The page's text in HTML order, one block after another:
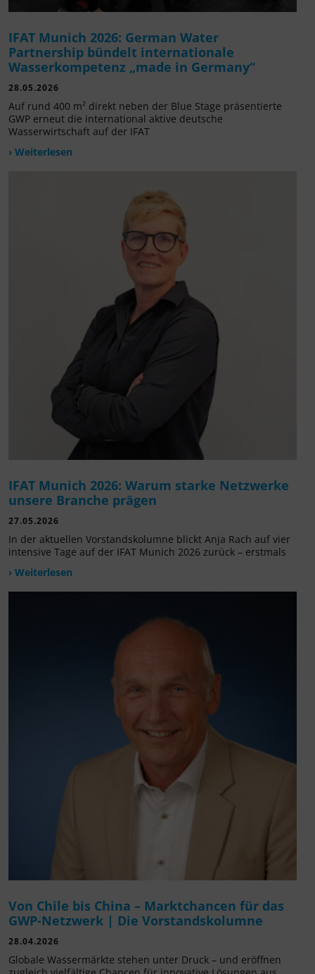
IFAT Munich 2026: German Water
Partnership bündelt internationale
Wasserkompetenz „made in Germany“
28.05.2026
Auf rund 400 m² direkt neben der Blue Stage präsentierte
GWP erneut die international aktive deutsche
Wasserwirtschaft auf der IFAT
› Weiterlesen
IFAT Munich 2026: Warum starke Netzwerke
unsere Branche prägen
27.05.2026
In der aktuellen Vorstandskolumne blickt Anja Rach auf vier
intensive Tage auf der IFAT Munich 2026 zurück – erstmals
› Weiterlesen
Von Chile bis China – Marktchancen für das
GWP-Netzwerk | Die Vorstandskolumne
28.04.2026
Globale Wassermärkte stehen unter Druck – und eröffnen